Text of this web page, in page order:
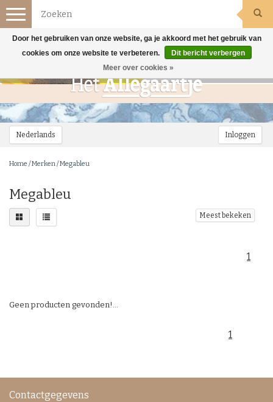
Nederlands Inloggen
Toggle
navigation
Home /Merken/Megableu
Megableu
Meest bekeken
1
Geen producten gevonden!...
1
Contactgegevens
Door het gebruiken van onze website, ga je akkoord met het gebruik van
cookies om onze website te verbeteren.
Dit bericht verbergen
Meer over cookies »